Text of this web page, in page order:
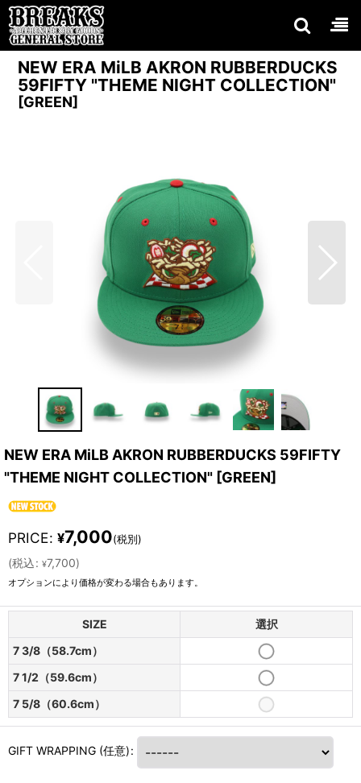
NEW ERA MiLB AKRON RUBBERDUCKS
59FIFTY "THEME NIGHT COLLECTION"
[GREEN]
NEW ERA MiLB AKRON RUBBERDUCKS 59FIFTY
"THEME NIGHT COLLECTION" [GREEN]
PRICE: ¥7,000(税別)
(税込: ¥7,700)
オプションにより価格が変わる場合もあります。
SIZE
選択
7 3/8（58.7cm）
7 1/2（59.6cm）
7 5/8（60.6cm）
GIFT WRAPPING (任意):